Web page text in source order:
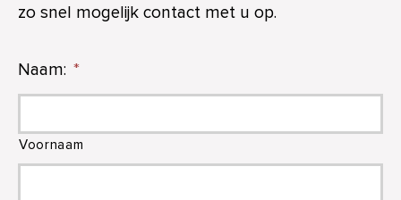
zo snel mogelijk contact met u op.
Naam: *
Voornaam